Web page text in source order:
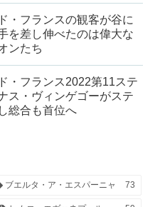
・フランスの観客が谷に
を差し伸べたのは偉大な
ンたち
・フランス2022第11ステ
ス・ヴィンゲゴーがステ
総合も首位へ
ブエルタ・ア・エスパーニャ 73